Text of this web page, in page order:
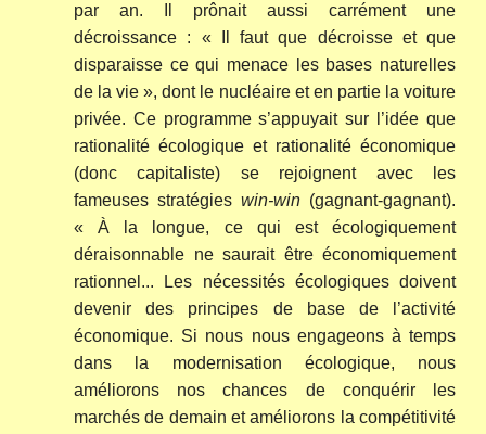
par an. Il prônait aussi carrément une
décroissance : « Il faut que décroisse et que
disparaisse ce qui menace les bases naturelles
de la vie », dont le nucléaire et en partie la voiture
privée. Ce programme s’appuyait sur l’idée que
rationalité écologique et rationalité économique
(donc capitaliste) se rejoignent avec les
fameuses stratégies win-win (gagnant-gagnant).
« À la longue, ce qui est écologiquement
déraisonnable ne saurait être économiquement
rationnel... Les nécessités écologiques doivent
devenir des principes de base de l’activité
économique. Si nous nous engageons à temps
dans la modernisation écologique, nous
améliorons nos chances de conquérir les
marchés de demain et améliorons la compétitivité